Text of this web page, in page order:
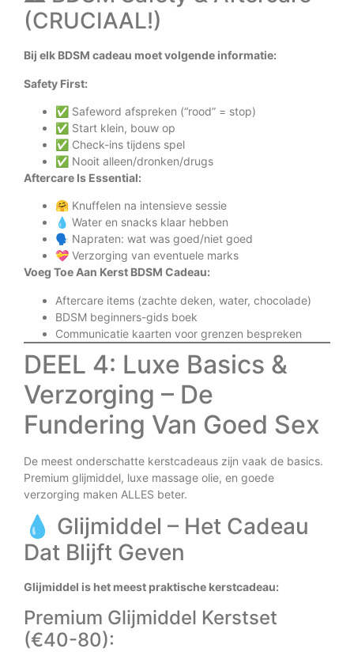
(CRUCIAAL!)
Bij elk BDSM cadeau moet volgende informatie:
Safety First:
✅ Safeword afspreken (“rood” = stop)
✅ Start klein, bouw op
✅ Check-ins tijdens spel
✅ Nooit alleen/dronken/drugs
Aftercare Is Essential:
🤗 Knuffelen na intensieve sessie
💧 Water en snacks klaar hebben
🗣️ Napraten: wat was goed/niet goed
💝 Verzorging van eventuele marks
Voeg Toe Aan Kerst BDSM Cadeau:
Aftercare items (zachte deken, water, chocolade)
BDSM beginners-gids boek
Communicatie kaarten voor grenzen bespreken
DEEL 4: Luxe Basics &
Verzorging – De
Fundering Van Goed Sex
De meest onderschatte kerstcadeaus zijn vaak de basics.
Premium glijmiddel, luxe massage olie, en goede
verzorging maken ALLES beter.
💧 Glijmiddel – Het Cadeau
Dat Blijft Geven
Glijmiddel is het meest praktische kerstcadeau:
Premium Glijmiddel Kerstset
(€40-80):